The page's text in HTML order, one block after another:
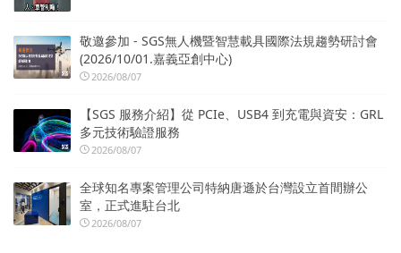
敬邀參加 - SGS無人機暨智慧載具國際法規趨勢研討會
(2026/10/01.嘉義亞創中心)
2026/08/07
【SGS 服務介紹】從 PCIe、USB4 到充電與資安：GRL
多元技術驗證服務
2026/08/07
全球知名專案管理公司特納唐遜於台灣設立首間辦公
室，正式進駐台北
2026/08/07